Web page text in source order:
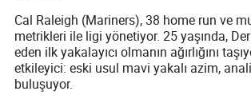
Cal Raleigh (Mariners), 38 home run ve
metrikleri ile ligi yönetiyor. 25 yaşında,
eden ilk yakalayıcı olmanın ağırlığını
etkileyici: eski usul mavi yakalı azim,
buluşuyor.